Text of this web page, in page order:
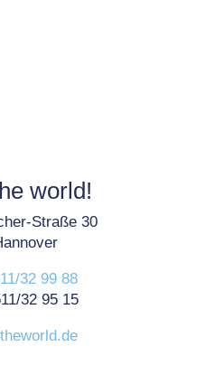
world!
Straße 30
32 99 88
32 95 15